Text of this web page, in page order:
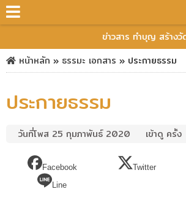
ข่าวสาร ทำบุญ สร้างวั
หน้าหลัก » ธรรมะ เอกสาร » ประกายธรรม
ประกายธรรม
วันที่โพส 25 กุมภาพันธ์ 2020 เข้าดู ครั้ง
Facebook
Twitter
Line